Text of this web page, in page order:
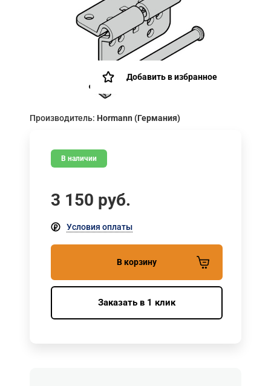
Добавить в избранное
Производитель: Hormann (Германия)
В наличии
3 150 руб.
Условия оплаты
В корзину
Заказать в 1 клик